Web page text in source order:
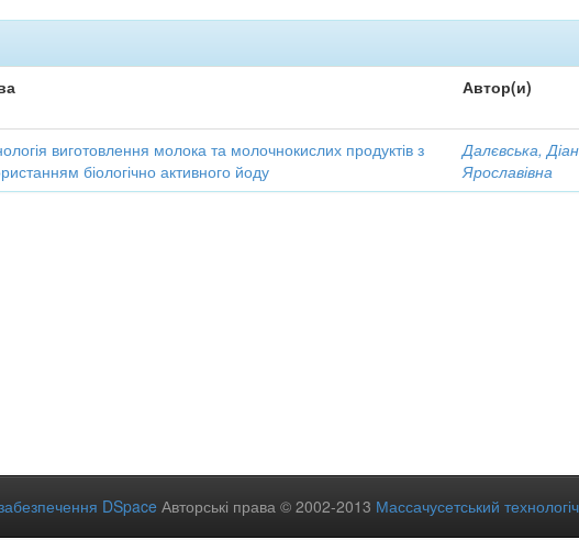
Автор(и)
виготовлення молока та молочнокислих продуктів з
біологічно активного йоду
Далєвська,
Ярославівна
DSpace Авторські права © 2002-2013 Массачусетський